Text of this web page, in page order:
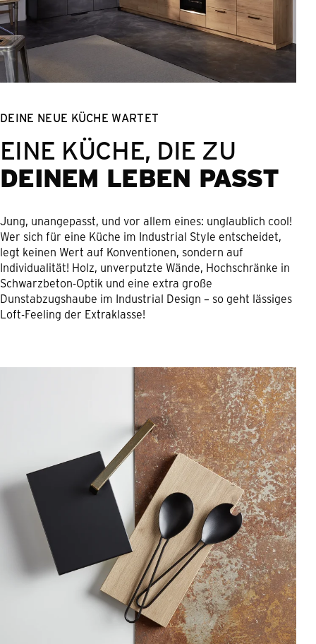
DEINE NEUE KÜCHE WARTET
EINE KÜCHE, DIE ZU
DEINEM LEBEN PASST
Jung, unangepasst, und vor allem eines: unglaublich cool!
Wer sich für eine Küche im Industrial Style entscheidet,
legt keinen Wert auf Konventionen, sondern auf
Individualität! Holz, unverputzte Wände, Hochschränke in
Schwarzbeton-Optik und eine extra große
Dunstabzugshaube im Industrial Design – so geht lässiges
Loft-Feeling der Extraklasse!